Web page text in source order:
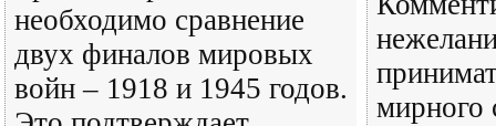
необходимо сравнение
двух финалов мировых
войн – 1918 и 1945 годов.
мирного